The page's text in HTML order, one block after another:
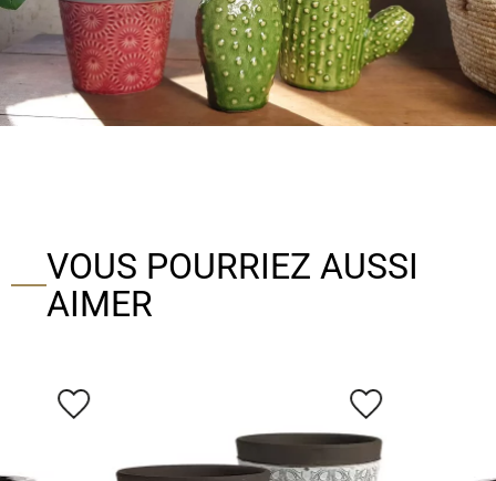
VOUS POURRIEZ AUSSI
AIMER
favorite_border favorite_border